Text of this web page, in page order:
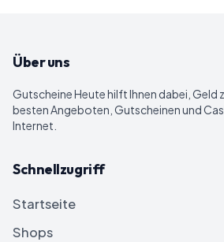
Über uns
Gutscheine Heutehilft Ihnen dabei, Geld
besten Angeboten, Gutscheinen und
Internet.
Schnellzugriff
Startseite
Shops